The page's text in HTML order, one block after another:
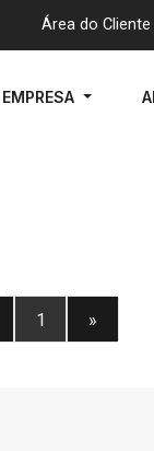
Área do Cliente
EMPRESA
1 »